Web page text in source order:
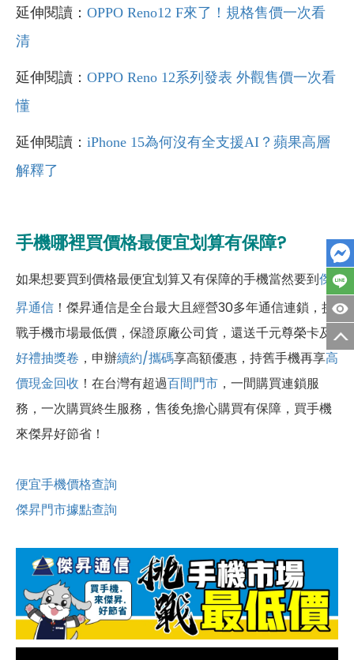
延伸閱讀： OPPO Reno12 F來了！規格售價一次看
清
延伸閱讀： OPPO Reno 12系列發表 外觀售價一次看
懂
延伸閱讀： iPhone 15為何沒有全支援AI？蘋果高層
解釋了
手機哪裡買價格最便宜划算有保障?
如果想要買到價格最便宜划算又有保障的手機當然要到傑
昇通信 ！傑昇通信是全台最大且經營30多年通信連鎖，挑
戰手機市場最低價，保證原廠公司貨，還送千元尊榮卡及
好禮抽獎卷 ，申辦續約/攜碼享高額優惠，持舊手機再享高
價現金回收 ！ 在台灣有超過百間門市 ，一間購買連鎖服
務，一次購買終生服務，售後免擔心購買有保障，買手機
來傑昇好節省！
便宜手機價格查詢
傑昇門市據點查詢